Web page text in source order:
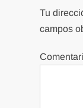
Tu
campos